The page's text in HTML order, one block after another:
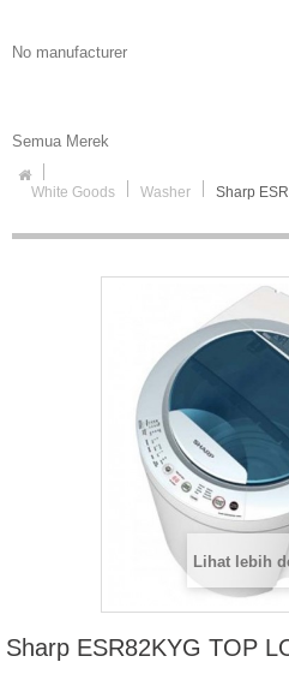
No manufacturer
Semua Merek
White Goods Washer Sharp
Lihat lebih
Sharp ESR82KYG TOP